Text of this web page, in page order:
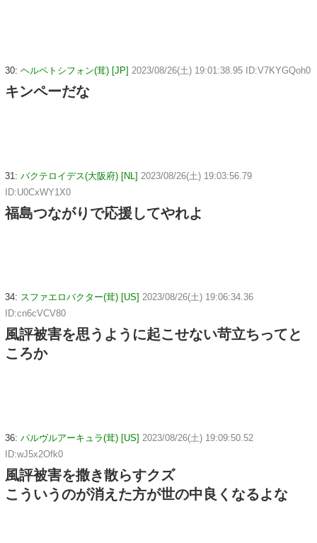
30: ヘルペトシフォン(茸) [JP] 2023/08/26(土) 19:01:38.95 ID:V7KYGQoh0
キンペーだな
31: バクテロイデス(大阪府) [NL] 2023/08/26(土) 19:03:56.79
ID:U0CxWY1X0
福島つながりで応援してやれよ
34: スファエロバクター(茸) [US] 2023/08/26(土) 19:06:34.36
ID:cn6cVCV80
風評被害を思うように起こせない苛立ちってと
ころか
36: パルヴルアーキュラ(茸) [US] 2023/08/26(土) 19:09:50.52
ID:wJ5x2Ofk0
風評被害を撒き散らすクズ
こういうのが消えた方が世の中良くなるよな